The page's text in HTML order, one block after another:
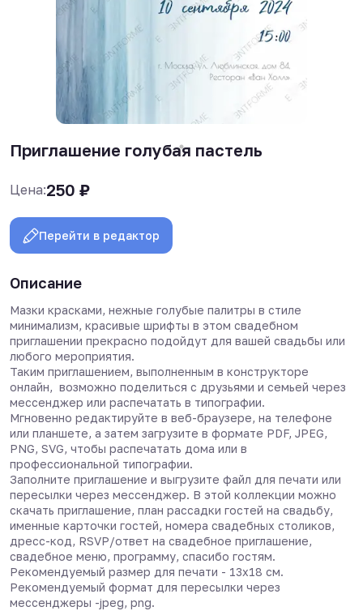
Приглашение голубая пастель
Цена:250 ₽
Перейти в редактор
Описание
Мазки красками, нежные голубые палитры в стиле
минимализм, красивые шрифты в этом свадебном
приглашении прекрасно подойдут для вашей свадьбы или
любого мероприятия.
Таким приглашением, выполненным в конструкторе
онлайн, возможно поделиться с друзьями и семьей через
мессенджер или распечатать в типографии.
Мгновенно редактируйте в веб-браузере, на телефоне
или планшете, а затем загрузите в формате PDF, JPEG,
PNG, SVG, чтобы распечатать дома или в
профессиональной типографии.
Заполните приглашение и выгрузите файл для печати или
пересылки через мессенджер. В этой коллекции можно
скачать приглашение, план рассадки гостей на свадьбу,
именные карточки гостей, номера свадебных столиков,
дресс-код, RSVP/ответ на свадебное приглашение,
свадебное меню, программу, спасибо гостям.
Рекомендуемый размер для печати - 13х18 см.
Рекомендуемый формат для пересылки через
мессенджеры -jpeg, png.